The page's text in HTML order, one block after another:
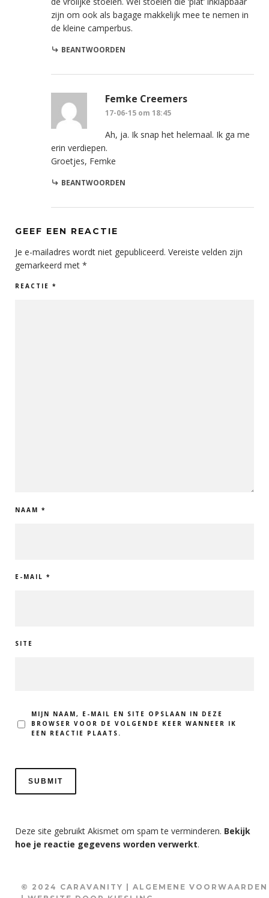
zijn om ook als bagage makkelijk mee te nemen in
de kleine camperbus.
BEANTWOORDEN
Femke Creemers
17-06-15 om 18:45
Ah, ja. Ik snap het helemaal. Ik ga me
erin verdiepen.
Groetjes, Femke
BEANTWOORDEN
GEEF EEN REACTIE
Je e-mailadres wordt niet gepubliceerd. Vereiste velden zijn
gemarkeerd met *
REACTIE *
NAAM *
E-MAIL *
SITE
MIJN NAAM, E-MAIL EN SITE OPSLAAN IN DEZE
BROWSER VOOR DE VOLGENDE KEER WANNEER IK
EEN REACTIE PLAATS.
Deze site gebruikt Akismet om spam te verminderen. Bekijk
hoe je reactie gegevens worden verwerkt.
© 2024 CARAVANITY | ALGEMENE VOORWAARDEN